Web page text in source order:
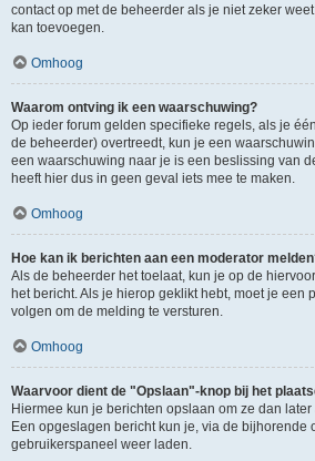
contact op met de beheerder als je niet zeker
kan toevoegen.
Omhoog
Waarom ontving ik een waarschuwing?
Op ieder forum gelden specifieke regels, als je
de beheerder) overtreedt, kun je een
een waarschuwing naar je is een beslissing van
heeft hier dus in geen geval iets mee te maken.
Omhoog
Hoe kan ik berichten aan een moderator
Als de beheerder het toelaat, kun je op de
het bericht. Als je hierop geklikt hebt, moet je een
volgen om de melding te versturen.
Omhoog
Waarvoor dient de "Opslaan"-knop bij het
Hiermee kun je berichten opslaan om ze dan
Een opgeslagen bericht kun je, via de bijhorende
gebruikerspaneel weer laden.